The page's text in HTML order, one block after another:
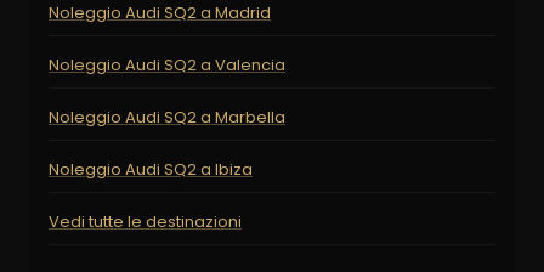
Noleggio Audi SQ2 a Madrid
Noleggio Audi SQ2 a Valencia
Noleggio Audi SQ2 a Marbella
Noleggio Audi SQ2 a Ibiza
Vedi tutte le destinazioni